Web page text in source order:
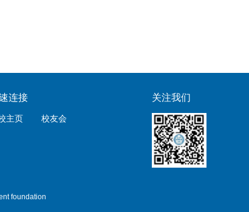
连接
主页 校友会
关注我们
foundation